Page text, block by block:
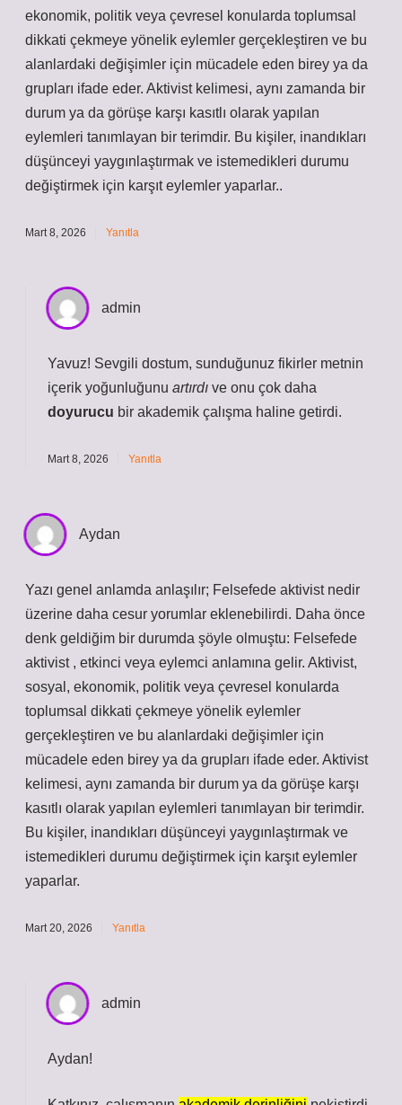
ekonomik, politik veya çevresel konularda toplumsal
dikkati çekmeye yönelik eylemler gerçekleştiren ve bu
alanlardaki değişimler için mücadele eden birey ya da
grupları ifade eder. Aktivist kelimesi, aynı zamanda bir
durum ya da görüşe karşı kasıtlı olarak yapılan
eylemleri tanımlayan bir terimdir. Bu kişiler, inandıkları
düşünceyi yaygınlaştırmak ve istemedikleri durumu
değiştirmek için karşıt eylemler yaparlar..
Mart 8, 2026 Yanıtla
admin
Yavuz! Sevgili dostum, sunduğunuz fikirler metnin
içerik yoğunluğunu artırdı ve onu çok daha
doyurucu bir akademik çalışma haline getirdi.
Mart 8, 2026 Yanıtla
Aydan
Yazı genel anlamda anlaşılır; Felsefede aktivist nedir
üzerine daha cesur yorumlar eklenebilirdi. Daha önce
denk geldiğim bir durumda şöyle olmuştu: Felsefede
aktivist , etkinci veya eylemci anlamına gelir. Aktivist,
sosyal, ekonomik, politik veya çevresel konularda
toplumsal dikkati çekmeye yönelik eylemler
gerçekleştiren ve bu alanlardaki değişimler için
mücadele eden birey ya da grupları ifade eder. Aktivist
kelimesi, aynı zamanda bir durum ya da görüşe karşı
kasıtlı olarak yapılan eylemleri tanımlayan bir terimdir.
Bu kişiler, inandıkları düşünceyi yaygınlaştırmak ve
istemedikleri durumu değiştirmek için karşıt eylemler
yaparlar.
Mart 20, 2026 Yanıtla
admin
Aydan!